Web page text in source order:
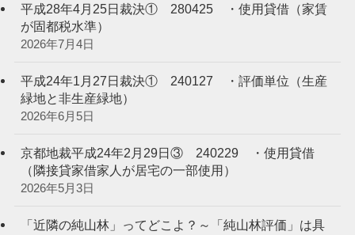
平成28年4月25日裁決① 280425 ・使用貸借（家賃
が固都税水準）
2026年7月4日
平成24年1月27日裁決① 240127 ・評価単位（生産
緑地と非生産緑地）
2026年6月5日
京都地裁平成24年2月29日③ 240229 ・使用貸借
（隣接貸家借家人が居宅の一部使用）
2026年5月3日
「近隣の純山林」ってどこよ？～「純山林評価」は具